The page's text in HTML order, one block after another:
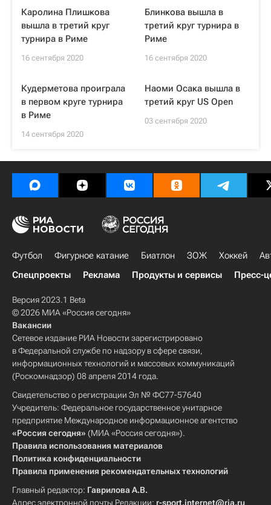
Каролина Плишкова
вышла в третий круг
турнира в Риме
16 сентября 2020
Блинкова вышла в
третий круг турнира в
Риме
16 сентября 2020
Кудерметова проиграла
в первом круге турнира
в Риме
14 сентября 2020
Наоми Осака вышла в
третий круг US Open
03 сентября 2020
Футбол Фигурное катание Биатлон ЗОЖ Хоккей
Спецпроекты
Реклама Продукты и сервисы Пресс-
Версия 2023.1 Beta
© 2026 МИА «Россия сегодня»
Вакансии
Сетевое издание РИА Новости зарегистрировано
в Федеральной службе по надзору в сфере связи,
информационных технологий и массовых коммуникаций
(Роскомнадзор) 08 апреля 2014 года.
Свидетельство о регистрации Эл № ФС77-57640
Учредитель: Федеральное государственное унитарное
предприятие Международное информационное агентство
«Россия сегодня» (МИА «Россия сегодня»).
Правила использования материалов
Политика конфиденциальности
Правила применения рекомендательных технологий
Главный редактор: Гаврилова А.В.
Адрес электронной почты Редакции: r-sport.internet@ria.ru